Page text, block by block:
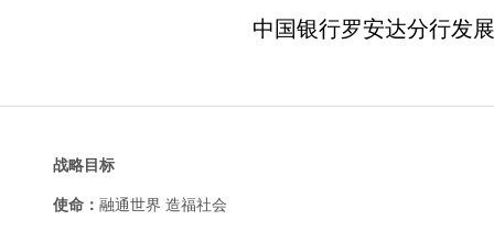
中国银行罗安达分行发
战略目标
使命： 融通世界 造福社会